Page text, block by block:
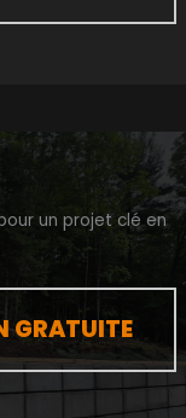
un projet clé en
GRATUITE